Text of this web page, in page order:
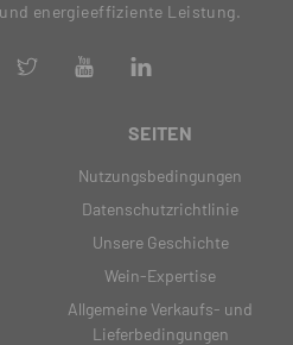
energieeffiziente Leistung.
SEITEN
Nutzungsbedingungen
Datenschutzrichtlinie
Unsere Geschichte
Wein-Expertise
Allgemeine Verkaufs- und
Lieferbedingungen